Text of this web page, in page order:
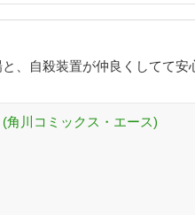
、自殺装置が仲良くしてて安
角川コミックス・エース)